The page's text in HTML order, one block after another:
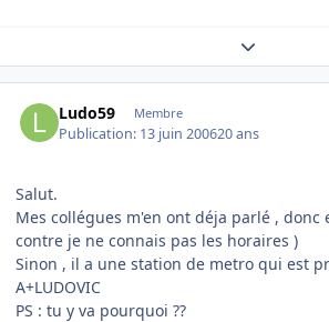
Expand
Ludo59 Membre
Publication: 13 juin 200620 ans
Salut.
Mes collégues m'en ont déja parlé , donc
contre je ne connais pas les horaires )
Sinon , il a une station de metro qui est
A+LUDOVIC
PS : tu y va pourquoi ??